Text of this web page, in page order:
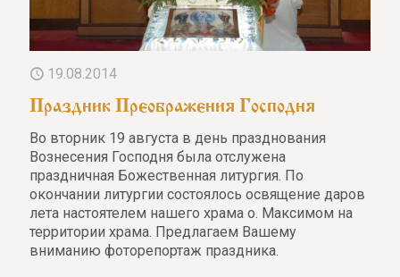
19.08.2014
Праздник Преображения Господня
Во вторник 19 августа в день празднования
Вознесения Господня была отслужена
праздничная Божественная литургия. По
окончании литургии состоялось освящение даров
лета настоятелем нашего храма о. Максимом на
территории храма. Предлагаем Вашему
вниманию фоторепортаж праздника.